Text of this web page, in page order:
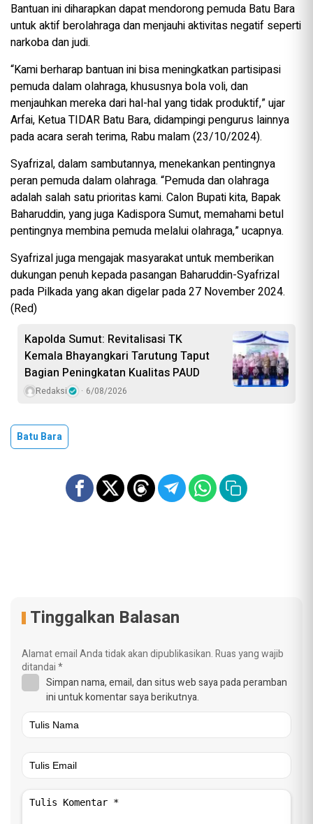
Bantuan ini diharapkan dapat mendorong pemuda Batu Bara
untuk aktif berolahraga dan menjauhi aktivitas negatif seperti
narkoba dan judi.
“Kami berharap bantuan ini bisa meningkatkan partisipasi
pemuda dalam olahraga, khususnya bola voli, dan
menjauhkan mereka dari hal-hal yang tidak produktif,” ujar
Arfai, Ketua TIDAR Batu Bara, didampingi pengurus lainnya
pada acara serah terima, Rabu malam (23/10/2024).
Syafrizal, dalam sambutannya, menekankan pentingnya
peran pemuda dalam olahraga. “Pemuda dan olahraga
adalah salah satu prioritas kami. Calon Bupati kita, Bapak
Baharuddin, yang juga Kadispora Sumut, memahami betul
pentingnya membina pemuda melalui olahraga,” ucapnya.
Syafrizal juga mengajak masyarakat untuk memberikan
dukungan penuh kepada pasangan Baharuddin-Syafrizal
pada Pilkada yang akan digelar pada 27 November 2024.
(Red)
Kapolda Sumut: Revitalisasi TK
Kemala Bhayangkari Tarutung Taput
Bagian Peningkatan Kualitas PAUD
Redaksi 6/08/2026
Batu Bara
Tinggalkan Balasan
Alamat email Anda tidak akan dipublikasikan.Ruas yang wajib
ditandai*
Simpan nama, email, dan situs web saya pada peramban
ini untuk komentar saya berikutnya.